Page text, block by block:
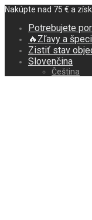
Nakúpte nad 75 € a
Potrebujete
🔥Zľavy a
Zistiť stav
Slovenčina
Čeština